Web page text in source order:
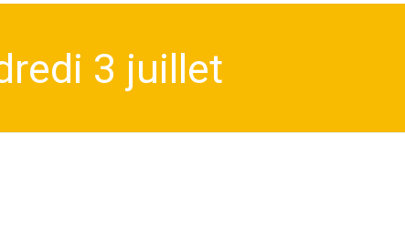
3 juillet